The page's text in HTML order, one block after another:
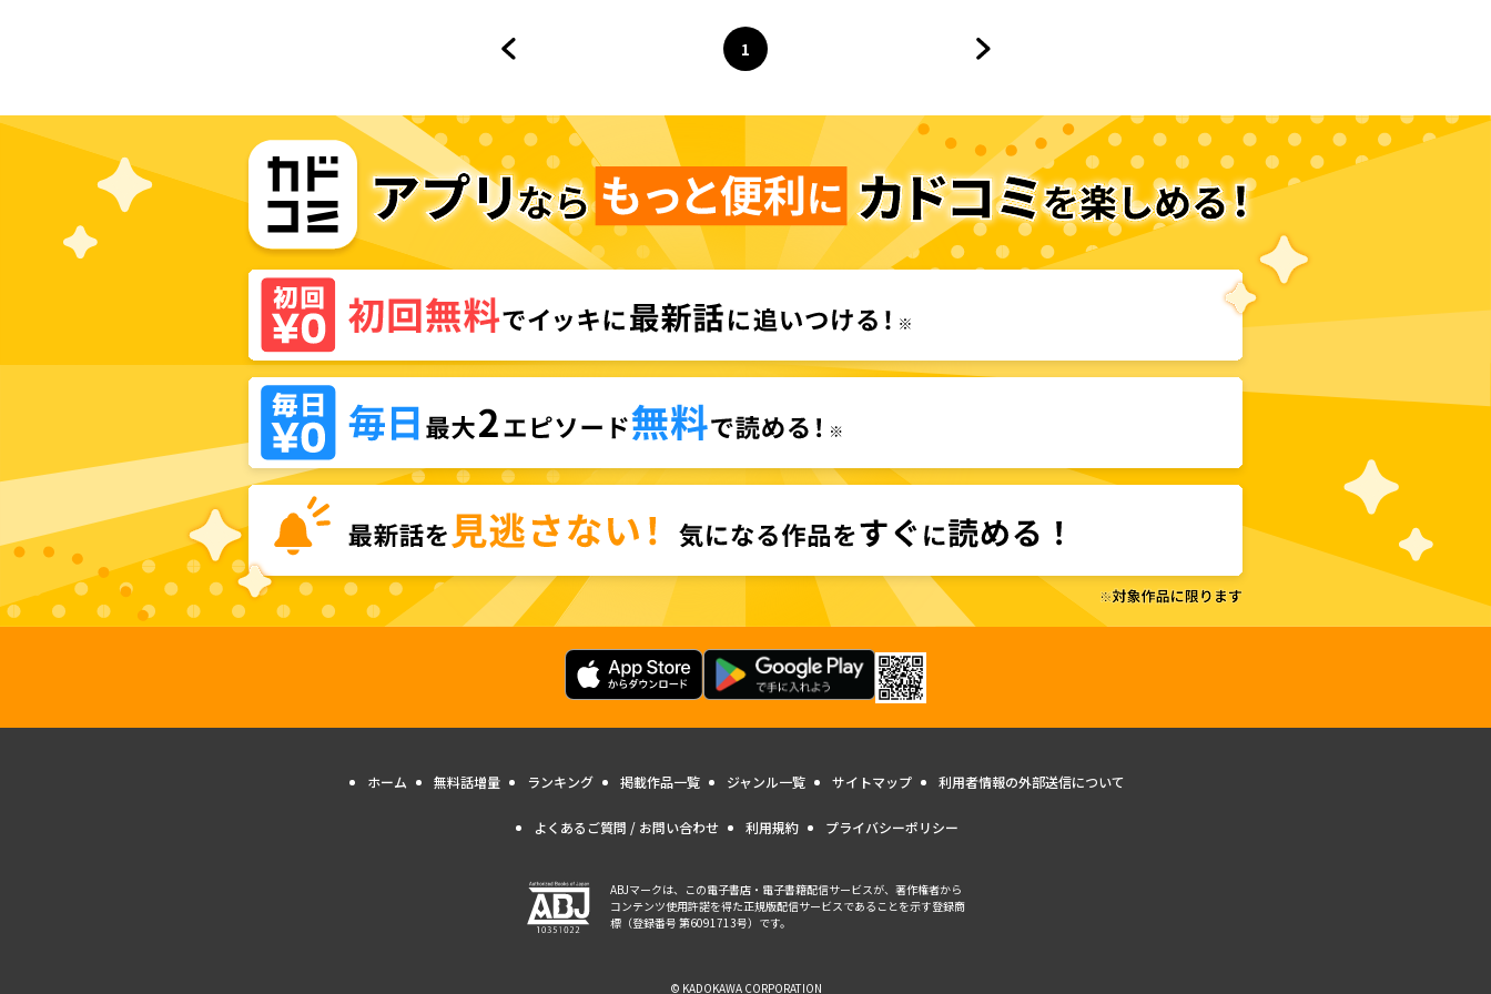
ページ
1
へ
ホーム 無料話増量 ランキング 掲載作品一覧 ジャンル一覧 サイトマップ 利用者情報の外部送信について
よくあるご質問 / お問い合わせ 利用規約 プライバシーポリシー
ABJマークは、この電子書店・電子書籍配信サービスが、著作権者から
コンテンツ使用許諾を得た正規版配信サービスであることを示す登録商
標（登録番号 第6091713号）です。
© KADOKAWA CORPORATION